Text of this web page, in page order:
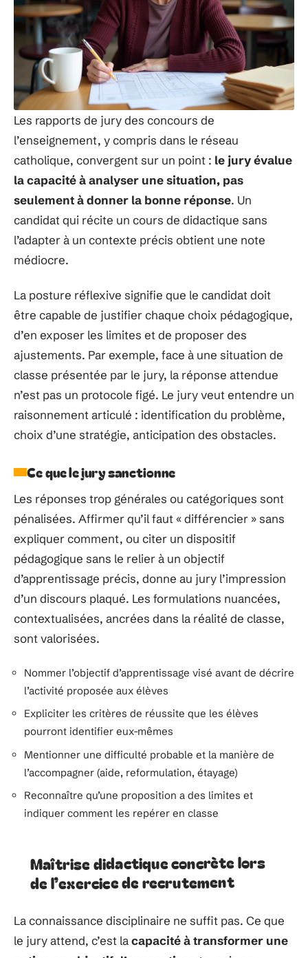
Les rapports de jury des concours de
l’enseignement, y compris dans le réseau
catholique, convergent sur un point : le jury évalue
la capacité à analyser une situation, pas
seulement à donner la bonne réponse. Un
candidat qui récite un cours de didactique sans
l’adapter à un contexte précis obtient une note
médiocre.
La posture réflexive signifie que le candidat doit
être capable de justifier chaque choix pédagogique,
d’en exposer les limites et de proposer des
ajustements. Par exemple, face à une situation de
classe présentée par le jury, la réponse attendue
n’est pas un protocole figé. Le jury veut entendre un
raisonnement articulé : identification du problème,
choix d’une stratégie, anticipation des obstacles.
Ce que le jury sanctionne
Les réponses trop générales ou catégoriques sont
pénalisées. Affirmer qu’il faut « différencier » sans
expliquer comment, ou citer un dispositif
pédagogique sans le relier à un objectif
d’apprentissage précis, donne au jury l’impression
d’un discours plaqué. Les formulations nuancées,
contextualisées, ancrées dans la réalité de classe,
sont valorisées.
Nommer l’objectif d’apprentissage visé avant de décrire
l’activité proposée aux élèves
Expliciter les critères de réussite que les élèves
pourront identifier eux-mêmes
Mentionner une difficulté probable et la manière de
l’accompagner (aide, reformulation, étayage)
Reconnaître qu’une proposition a des limites et
indiquer comment les repérer en classe
Maîtrise didactique concrète lors
de l’exercice de recrutement
La connaissance disciplinaire ne suffit pas. Ce que
le jury attend, c’est lacapacité à transformer une